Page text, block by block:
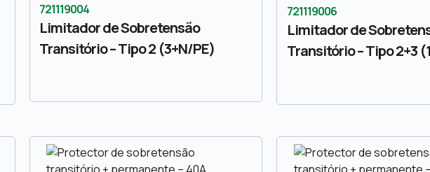
721119004
Limitador de Sobretensão
Transitório – Tipo 2 (3+N/PE)
721119006
Limitador de
Transitório – Tipo 2+3